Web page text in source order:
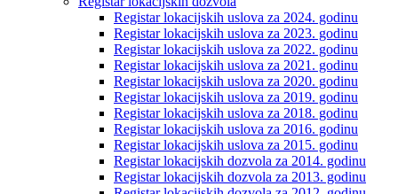
Registar lokacijskih uslova za 2024. godinu
Registar lokacijskih uslova za 2023. godinu
Registar lokacijskih uslova za 2022. godinu
Registar lokacijskih uslova za 2021. godinu
Registar lokacijskih uslova za 2020. godinu
Registar lokacijskih uslova za 2019. godinu
Registar lokacijskih uslova za 2018. godinu
Registar lokacijskih uslova za 2016. godinu
Registar lokacijskih uslova za 2015. godinu
Registar lokacijskih dozvola za 2014. godinu
Registar lokacijskih dozvola za 2013. godinu